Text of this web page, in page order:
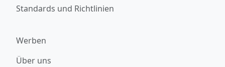
Standards und Richtlinien
Werben
Über uns